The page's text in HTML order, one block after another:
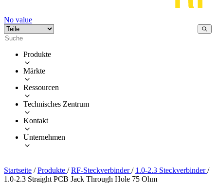
No value
Produkte
Märkte
Ressourcen
Technisches Zentrum
Kontakt
Unternehmen
Startseite / Produkte / RF-Steckverbinder/ 1.0-2.3 Steckverbinder/
1.0-2.3 Straight PCB Jack Through Hole 75 Ohm